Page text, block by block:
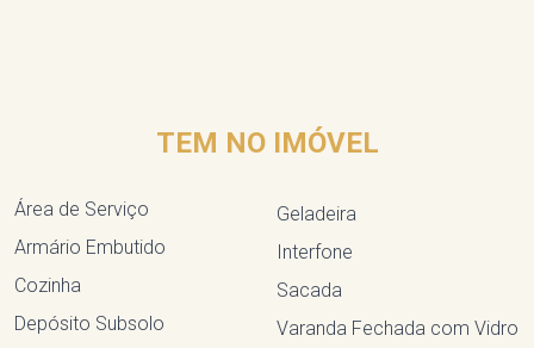
TEM NO IMÓVEL
Área de Serviço
Armário Embutido
Cozinha
Depósito Subsolo
Geladeira
Interfone
Sacada
Varanda Fechada com Vidro